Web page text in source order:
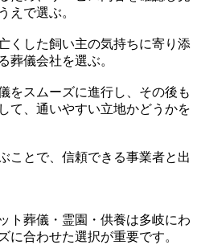
えで選ぶ。
くした飼い主の気持ちに寄り添
葬儀会社を選ぶ。
をスムーズに進行し、その後も
て、通いやすい立地かどうかを
ことで、信頼できる事業者と出
ト葬儀・霊園・供養は多岐にわ
に合わせた選択が重要です。